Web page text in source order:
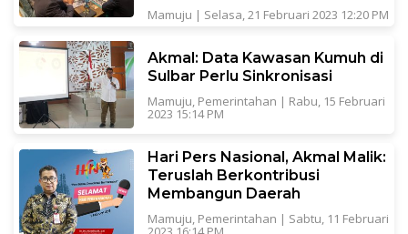
Mamuju | Selasa, 21 Februari 2023 12:20 PM
Akmal: Data Kawasan Kumuh di
Sulbar Perlu Sinkronisasi
Mamuju, Pemerintahan | Rabu, 15 Februari
2023 15:14 PM
Hari Pers Nasional, Akmal Malik:
Teruslah Berkontribusi
Membangun Daerah
Mamuju, Pemerintahan | Sabtu, 11 Februari